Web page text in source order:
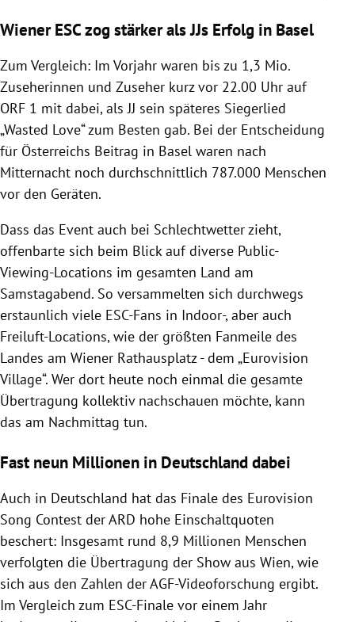
Wiener ESC zog stärker als JJs Erfolg in Basel
Zum Vergleich: Im Vorjahr waren bis zu 1,3 Mio.
Zuseherinnen und Zuseher kurz vor 22.00 Uhr auf
ORF 1 mit dabei, als JJ sein späteres Siegerlied
„Wasted Love“ zum Besten gab. Bei der Entscheidung
für Österreichs Beitrag in Basel waren nach
Mitternacht noch durchschnittlich 787.000 Menschen
vor den Geräten.
Dass das Event auch bei Schlechtwetter zieht,
offenbarte sich beim Blick auf diverse Public-
Viewing-Locations im gesamten Land am
Samstagabend. So versammelten sich durchwegs
erstaunlich viele ESC-Fans in Indoor-, aber auch
Freiluft-Locations, wie der größten Fanmeile des
Landes am Wiener Rathausplatz - dem „Eurovision
Village“. Wer dort heute noch einmal die gesamte
Übertragung kollektiv nachschauen möchte, kann
das am Nachmittag tun.
Fast neun Millionen in Deutschland dabei
Auch in Deutschland hat das Finale des Eurovision
Song Contest der ARD hohe Einschaltquoten
beschert: Insgesamt rund 8,9 Millionen Menschen
verfolgten die Übertragung der Show aus Wien, wie
sich aus den Zahlen der AGF-Videoforschung ergibt.
Im Vergleich zum ESC-Finale vor einem Jahr